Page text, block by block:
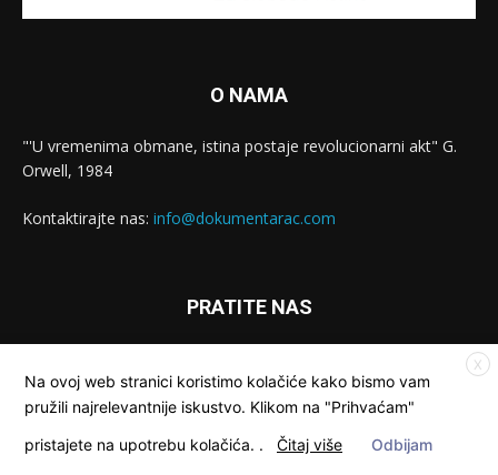
O NAMA
"'U vremenima obmane, istina postaje revolucionarni akt" G.
Orwell, 1984
Kontaktirajte nas: info@dokumentarac.com
PRATITE NAS
X
Na ovoj web stranici koristimo kolačiće kako bismo vam
pružili najrelevantnije iskustvo. Klikom na "Prihvaćam"
pristajete na upotrebu kolačića. . Čitaj više Odbijam